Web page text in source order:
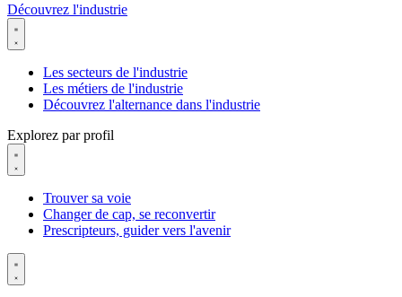
Découvrez l'industrie
Les secteurs de l'industrie
Les métiers de l'industrie
Découvrez l'alternance dans l'industrie
Explorez par profil
Trouver sa voie
Changer de cap, se reconvertir
Prescripteurs, guider vers l'avenir